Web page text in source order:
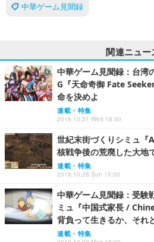
中華ゲーム見聞録
関連ニュー
中華ゲーム見聞録：台湾
G『天命奇御 Fate
命を決めよ
連載・特集
2018.10.31 Wed 18:00
世紀末街づくりシミュ
核戦争後の荒廃した大地
連載・特集
2018.10.28 Sun 15:00
中華ゲーム見聞録：受験
ミュ『中国式家長 /
背負って生きるか、それ
連載・特集